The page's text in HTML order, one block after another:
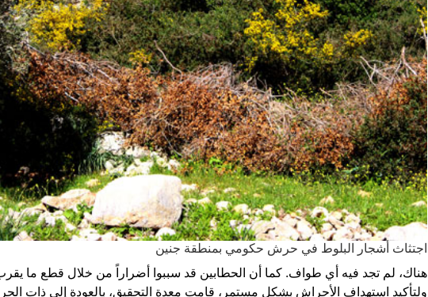
اجتثاث أشجار البلوط في حرش حكومي بمنطقة جنين
هناك، لم تجد فيه أي طواف. كما أن الحطابين قد سببوا أضراراً من خلال قطع ما